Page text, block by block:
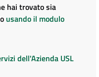
hai trovato sia
usando il modulo
dell'Azienda USL